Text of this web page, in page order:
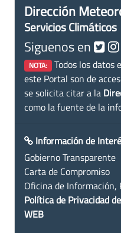
Dirección
Servicios Climáticos
Siguenos en
NOTA: Todos los datos
este Portal son de
se solicita citar a la
como la fuente de la
Información de
Gobierno Transparente
Carta de Compromiso
Oficina de Información,
Política de Privacidad
WEB